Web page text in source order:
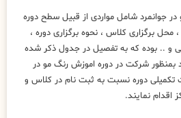
جوانمرد شامل مواردی از قبیل سطح دوره
برگزاری کلاس ، نحوه برگزاری دوره ،
و .. بوده که به تفصیل در جدول ذکر شده
بمنظور شرکت در دوره اموزش رنگ مو در
تکمیلی دوره نسبت به ثبت نام در کلاس و
اقدام نمایند.